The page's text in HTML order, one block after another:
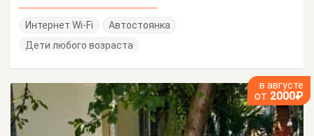
Интернет Wi-Fi
Автостоянка
Дети любого возраста
в августе
от 2000₽